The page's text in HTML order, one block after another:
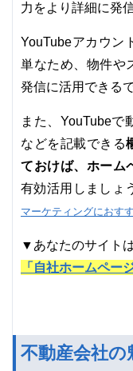
力をより詳細に発
YouTubeアカウン
単なため、物件や
発信に活用できる
また、YouTubeで
などを記載できる
ておけば、ホーム
有効活用しましょ
マーケティングにおす
▼あなたのサイト
「自社ホームペー
不動産会社